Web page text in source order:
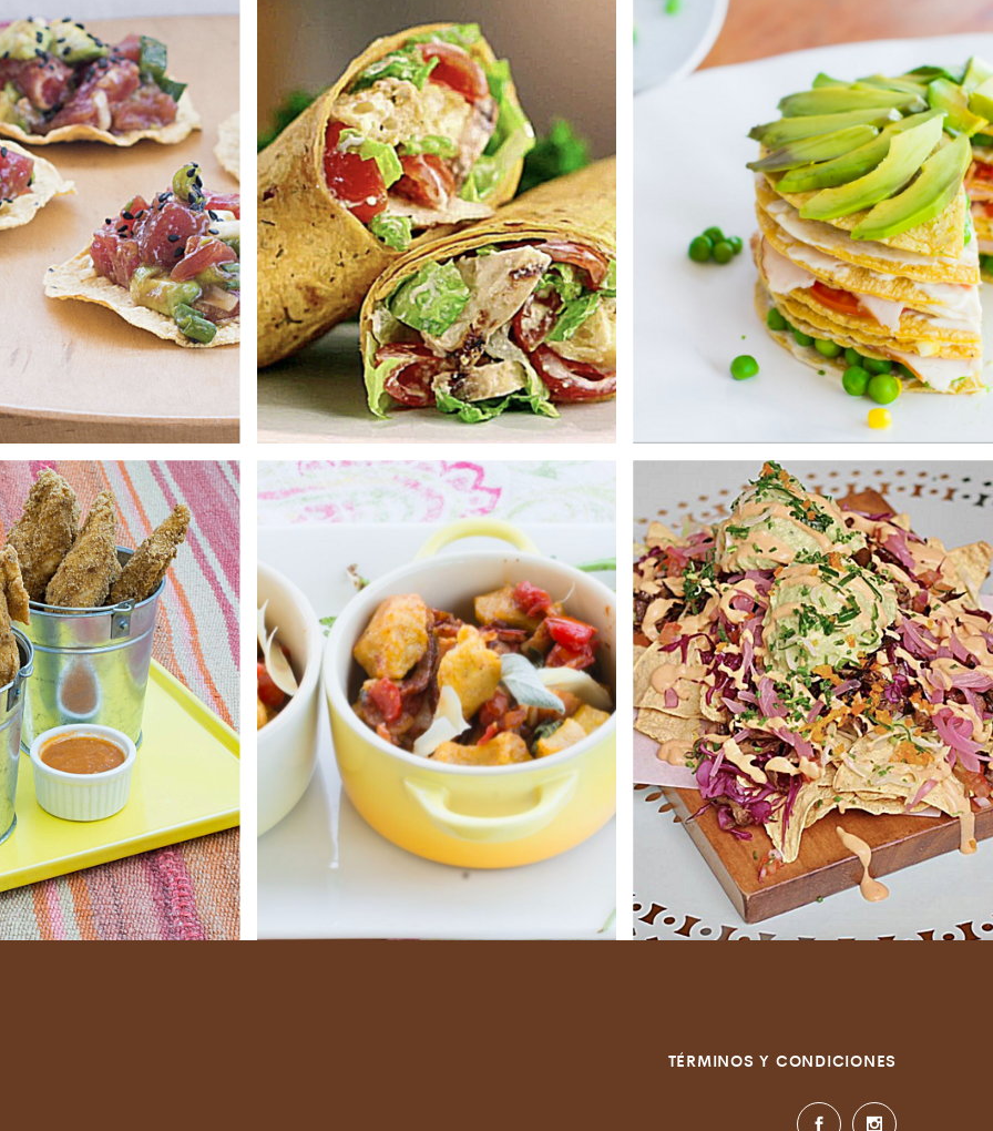
con masa de maíz
Saniito
deliciosa receta para
tus ñoquis de maíz.
Topitos de maíz Saniito
Rica receta de nuestro cliente
'Adhana'. Topitos de maíz Saniito,
deshidratados y libres de gluten,
pico de gallo, guacamole, cebolla
encurtida, ají rojo, cilantro,
ciboulette, crema ácida basada en
plantas & salsa spicy.
TÉRMINOS Y CONDICIONES